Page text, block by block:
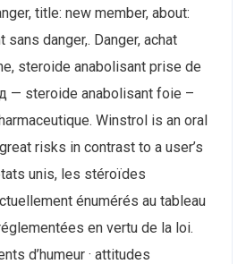
title: new member, about:
danger,. Danger, achat
steroide anabolisant prise de
— steroide anabolisant foie –
Winstrol is an oral
risks in contrast to a user’s
unis, les stéroïdes
énumérés au tableau
en vertu de la loi.
d’humeur · attitudes